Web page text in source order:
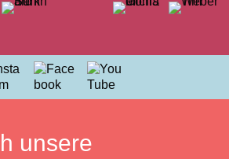
unsere